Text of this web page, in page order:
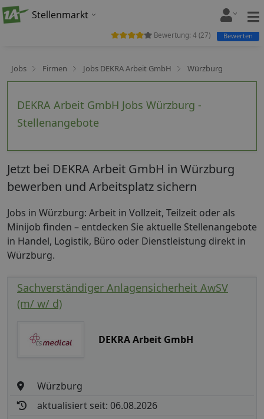
Stellenmarkt
Jobs Firmen Jobs DEKRA Arbeit GmbH Würzburg
DEKRA Arbeit GmbH Jobs Würzburg -
Stellenangebote
Bewertung: 4 (27) Bewerten
Jetzt bei DEKRA Arbeit GmbH in Würzburg
bewerben und Arbeitsplatz sichern
Jobs in Würzburg: Arbeit in Vollzeit, Teilzeit oder als
Minijob finden – entdecken Sie aktuelle Stellenangebote
in Handel, Logistik, Büro oder Dienstleistung direkt in
Würzburg.
Sachverständiger Anlagensicherheit AwSV
(m/ w/ d)
DEKRA Arbeit GmbH
Würzburg
aktualisiert seit: 06.08.2026